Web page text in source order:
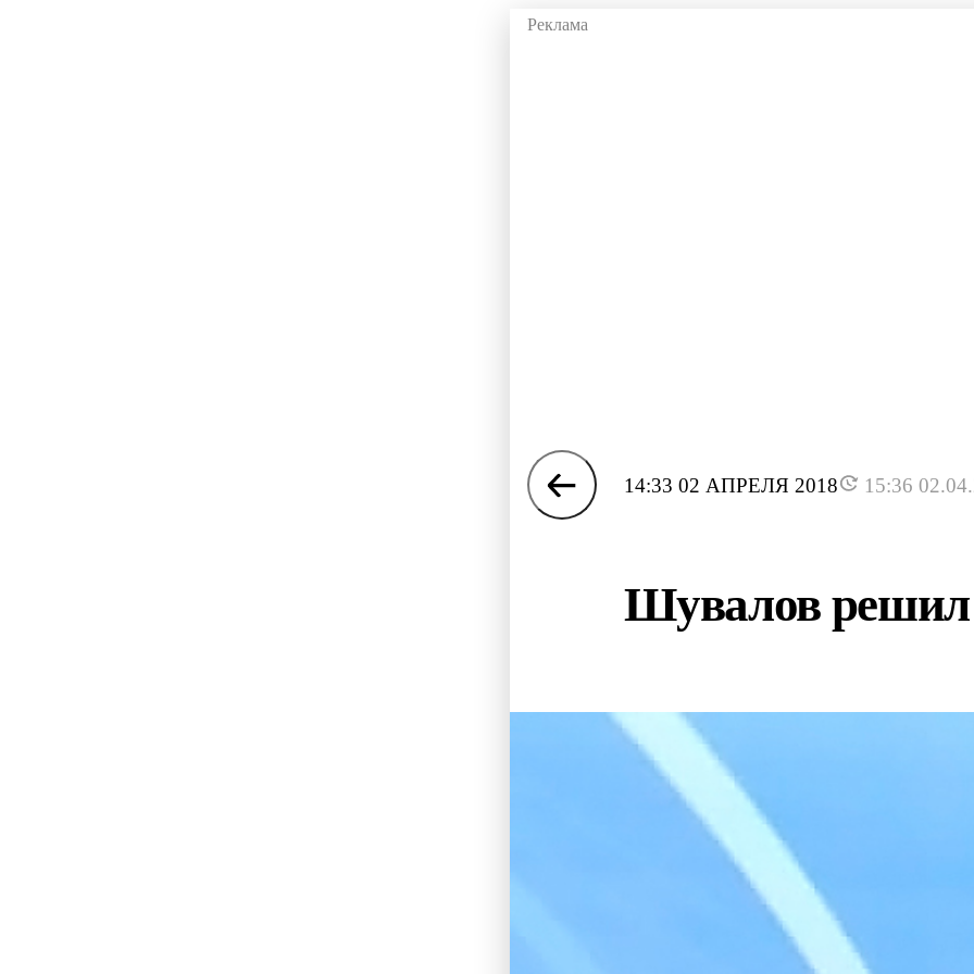
14:33 02 АПРЕЛЯ 2018 15:36
Шувалов решил